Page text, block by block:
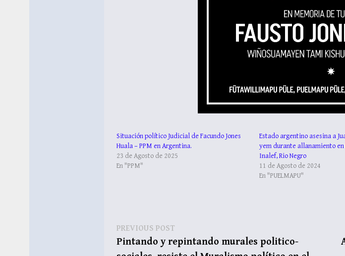
Situación político Judicial de Facundo Jones
Huala – PPM en Argentina.
23 de Agosto de 2025
En "PPM"
Estado argentino asesina a
yem durante allanamiento en
Inalef, Rio Negro
11 de Agosto de 2024
En "PUELMAPU"
Navegación
de
PREVIOUS POSTPrevious
post:
Pintando y repintando murales politico-